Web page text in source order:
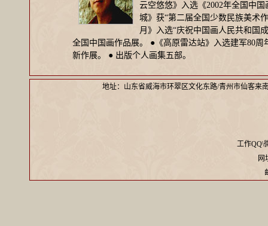
云空悠悠》入选《2002年全国中
城》获“第二届全国少数民族美术
月》入选“庆祝中国画人民共和国
全国中国画作品展。 ●《高原雷达站》入选建军80
新作展。 ● 出版个人画集五部。
地址：山东省威海市环翠区文化东路/青州市仙客来
工作QQ\
网